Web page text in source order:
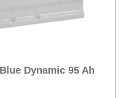
Dynamic 95 Ah